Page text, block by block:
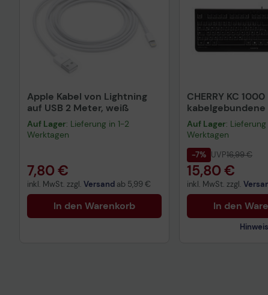
Apple Kabel von Lightning
auf USB 2 Meter, weiß
Auf Lager: Lieferung in 1-2
Werktagen
7,80 €
inkl. MwSt. zzgl. Versand ab 5,99 €
In den Warenkorb
CHERRY KC 1000
QWERTZ DE -
Auf Lager: Lieferung
Werktagen
-7% UVP16,99 €
15,80 €
inkl. MwSt. zzgl.
In den
Hinweis